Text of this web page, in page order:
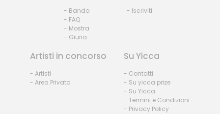
- Bando
- FAQ
- Mostra
- Giuria
- Iscriviti
Artisti in concorso
- Artisti
- Area Privata
Su Yicca
- Contatti
- Su yicca prize
- Su Yicca
- Termini e Condizioni
- Privacy Policy